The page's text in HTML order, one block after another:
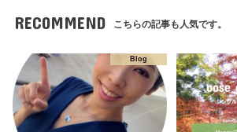
RECOMMEND こちらの記事も人気です。
Blog